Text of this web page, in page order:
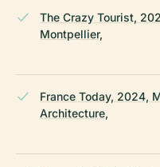
The Crazy Tourist,
Montpellier,
France Today, 2024,
Architecture,